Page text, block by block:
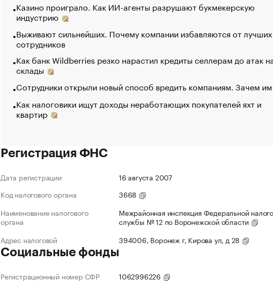
Казино проиграло. Как ИИ-агенты разрушают букмекерскую
индустрию
Выживают сильнейших. Почему компании избавляются от лучших
сотрудников
Как банк Wildberries резко нарастил кредиты селлерам до атак
склады
Сотрудники открыли новый способ вредить компаниям. Зачем
Как налоговики ищут доходы неработающих покупателей яхт и
квартир
Регистрация ФНС
Дата регистрации
16 августа 2007
Код налогового органа
3668
Наименование налогового
органа
Межрайонная инспекция Федеральной
службы № 12 по Воронежской области
Адрес налоговой
394006, Воронеж г, Кирова ул, д 28
Социальные фонды
Регистрационный номер СФР
1062996226